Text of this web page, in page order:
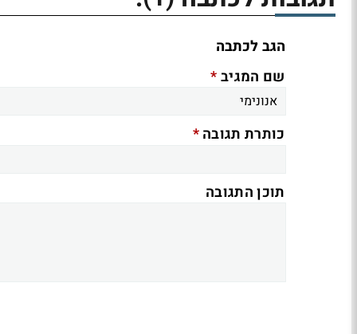
הגב לכתבה
שם המגיב*
כותרת תגובה*
תוכן התגובה